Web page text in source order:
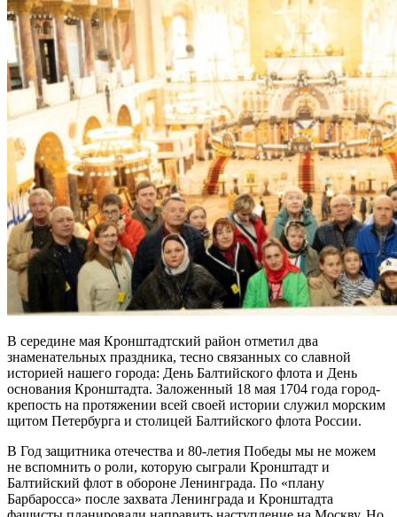
В середине мая Кронштадтский район отметил два
знаменательных праздника, тесно связанных со славной
историей нашего города: День Балтийского флота и День
основания Кронштадта. Заложенный 18 мая 1704 года город-
крепость на протяжении всей своей истории служил морским
щитом Петербурга и столицей Балтийского флота России.
В Год защитника отечества и 80-летия Победы мы не можем
не вспомнить о роли, которую сыграли Кронштадт и
Балтийский флот в обороне Ленинграда. По «плану
Барбаросса» после захвата Ленинграда и Кронштадта